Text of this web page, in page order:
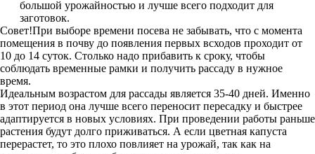
большой урожайностью и лучше всего подходит для
заготовок.
Совет!При выборе времени посева не забывать, что с момента
помещения в почву до появления первых всходов проходит от
10 до 14 суток. Столько надо прибавить к сроку, чтобы
соблюдать временные рамки и получить рассаду в нужное
время.
Идеальным возрастом для рассады является 35-40 дней. Именно
в этот период она лучше всего переносит пересадку и быстрее
адаптируется в новых условиях. При проведении работы раньше
растения будут долго приживаться. А если цветная капуста
перерастет, то это плохо повлияет на урожай, так как на